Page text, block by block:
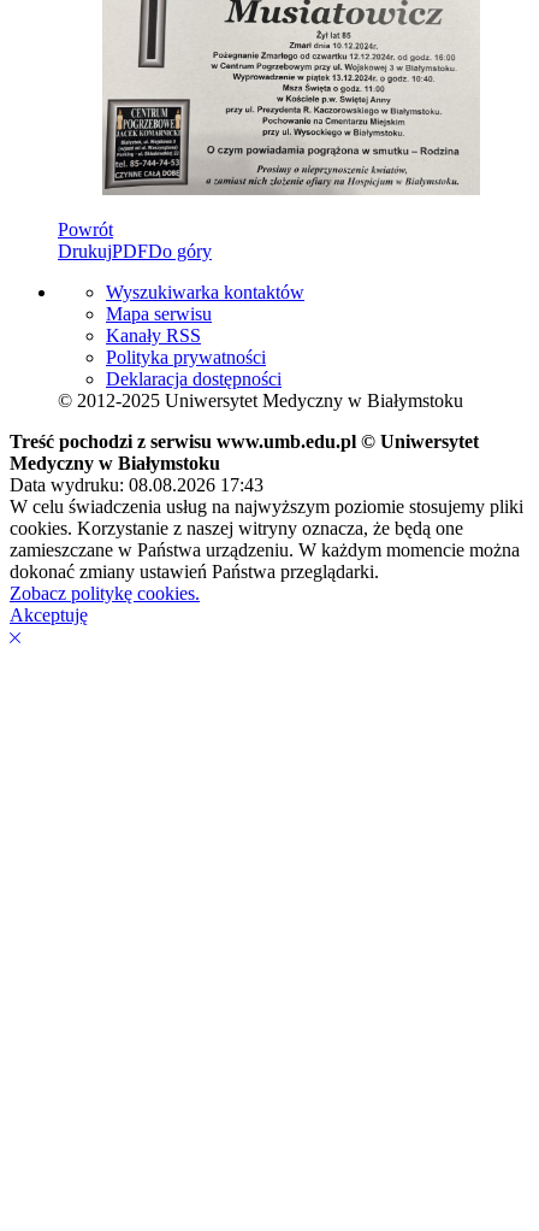
Powrót
DrukujPDFDo góry
Wyszukiwarka kontaktów
Mapa serwisu
Kanały RSS
Polityka prywatności
Deklaracja dostępności
© 2012-2025 Uniwersytet Medyczny w Białymstoku
Treść pochodzi z serwisu www.umb.edu.pl © Uniwersytet
Medyczny w Białymstoku
Data wydruku: 08.08.2026 17:43
W celu świadczenia usług na najwyższym poziomie stosujemy pliki
cookies. Korzystanie z naszej witryny oznacza, że będą one
zamieszczane w Państwa urządzeniu. W każdym momencie można
dokonać zmiany ustawień Państwa przeglądarki.
Zobacz politykę cookies.
Akceptuję